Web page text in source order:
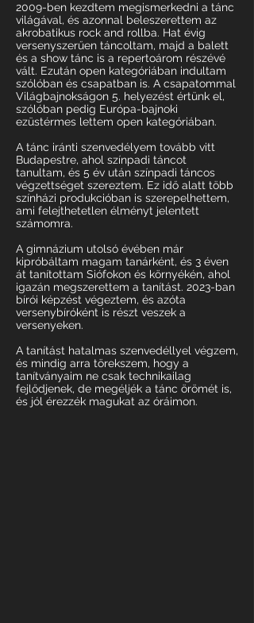
2009-ben kezdtem megismerkedni a tánc
világával, és azonnal beleszerettem az
akrobatikus rock and rollba. Hat évig
versenyszerűen táncoltam, majd a balett
és a show tánc is a repertoárom részévé
vált. Ezután open kategóriában indultam
szólóban és csapatban is. A csapatommal
Világbajnokságon 5. helyezést értünk el,
szólóban pedig Európa-bajnoki
ezüstérmes lettem open kategóriában.
A tánc iránti szenvedélyem tovább vitt
Budapestre, ahol színpadi táncot
tanultam, és 5 év után színpadi táncos
végzettséget szereztem. Ez idő alatt több
színházi produkcióban is szerepelhettem,
ami felejthetetlen élményt jelentett
számomra.
A gimnázium utolsó évében már
kipróbáltam magam tanárként, és 3 éven
át tanítottam Siófokon és környékén, ahol
igazán megszerettem a tanítást. 2023-ban
bírói képzést végeztem, és azóta
versenybíróként is részt veszek a
versenyeken.
A tanítást hatalmas szenvedéllyel végzem,
és mindig arra törekszem, hogy a
tanítványaim ne csak technikailag
fejlődjenek, de megéljék a tánc örömét is,
és jól érezzék magukat az óráimon.